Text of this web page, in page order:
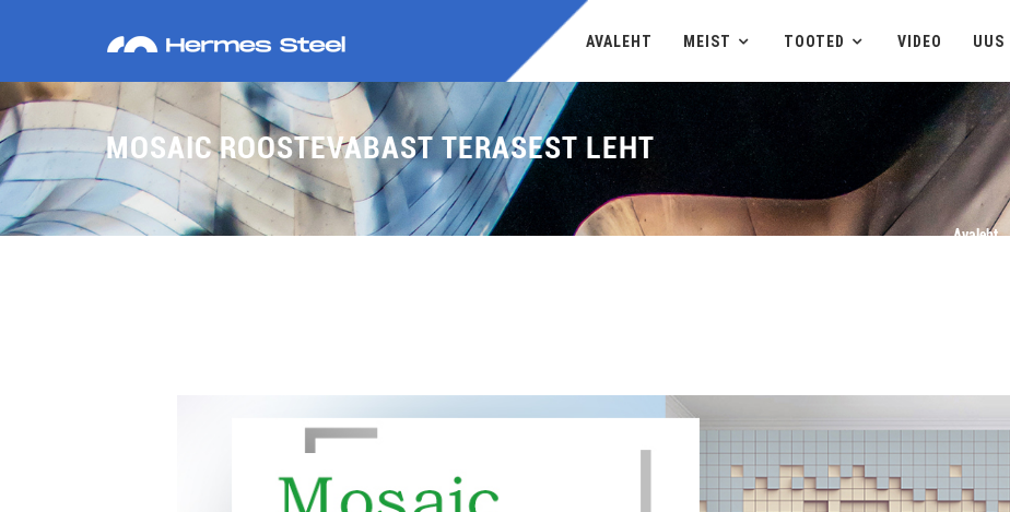
AVALEHT MEIST TOOTED VIDEO UUS
MOSAIC ROOSTEVABAST TERASEST LEHT
Avaleht